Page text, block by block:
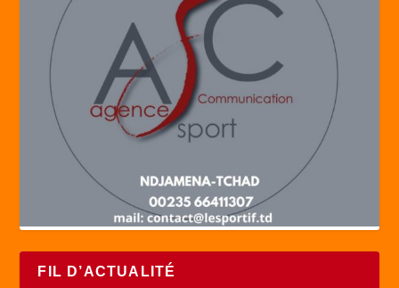
FIL D’ACTUALITÉ